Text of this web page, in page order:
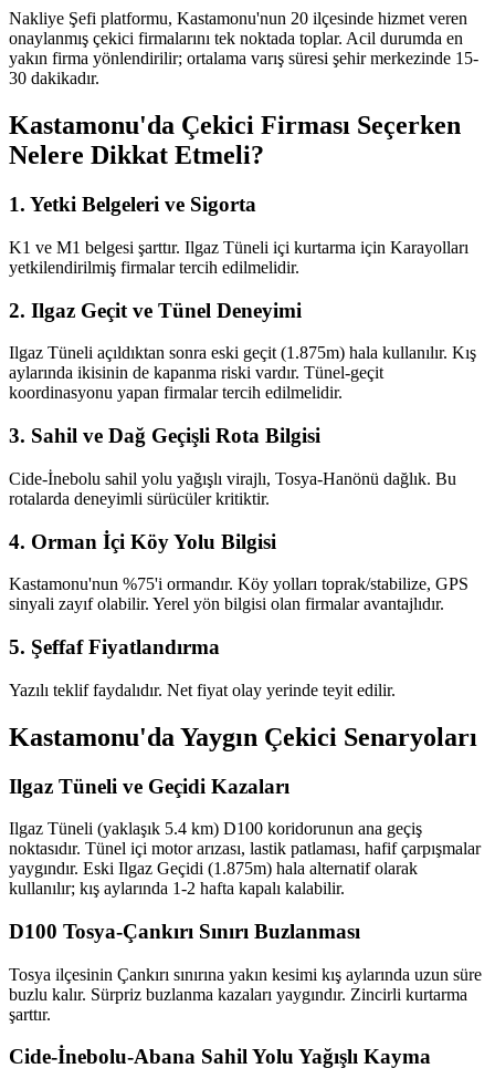
Nakliye Şefi platformu, Kastamonu'nun 20 ilçesinde hizmet veren
onaylanmış çekici firmalarını tek noktada toplar. Acil durumda en
yakın firma yönlendirilir; ortalama varış süresi şehir merkezinde 15-
30 dakikadır.
Kastamonu'da Çekici Firması Seçerken
Nelere Dikkat Etmeli?
1. Yetki Belgeleri ve Sigorta
K1 ve M1 belgesi şarttır. Ilgaz Tüneli içi kurtarma için Karayolları
yetkilendirilmiş firmalar tercih edilmelidir.
2. Ilgaz Geçit ve Tünel Deneyimi
Ilgaz Tüneli açıldıktan sonra eski geçit (1.875m) hala kullanılır. Kış
aylarında ikisinin de kapanma riski vardır. Tünel-geçit
koordinasyonu yapan firmalar tercih edilmelidir.
3. Sahil ve Dağ Geçişli Rota Bilgisi
Cide-İnebolu sahil yolu yağışlı virajlı, Tosya-Hanönü dağlık. Bu
rotalarda deneyimli sürücüler kritiktir.
4. Orman İçi Köy Yolu Bilgisi
Kastamonu'nun %75'i ormandır. Köy yolları toprak/stabilize, GPS
sinyali zayıf olabilir. Yerel yön bilgisi olan firmalar avantajlıdır.
5. Şeffaf Fiyatlandırma
Yazılı teklif faydalıdır. Net fiyat olay yerinde teyit edilir.
Kastamonu'da Yaygın Çekici Senaryoları
Ilgaz Tüneli ve Geçidi Kazaları
Ilgaz Tüneli (yaklaşık 5.4 km) D100 koridorunun ana geçiş
noktasıdır. Tünel içi motor arızası, lastik patlaması, hafif çarpışmalar
yaygındır. Eski Ilgaz Geçidi (1.875m) hala alternatif olarak
kullanılır; kış aylarında 1-2 hafta kapalı kalabilir.
D100 Tosya-Çankırı Sınırı Buzlanması
Tosya ilçesinin Çankırı sınırına yakın kesimi kış aylarında uzun süre
buzlu kalır. Sürpriz buzlanma kazaları yaygındır. Zincirli kurtarma
şarttır.
Cide-İnebolu-Abana Sahil Yolu Yağışlı Kayma